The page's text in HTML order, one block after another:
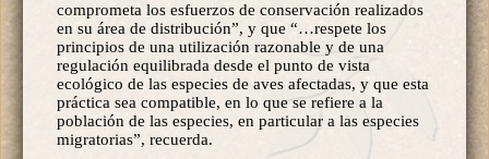
comprometa los esfuerzos de conservación realizados
en su área de distribución”, y que “…respete los
principios de una utilización razonable y de una
regulación equilibrada desde el punto de vista
ecológico de las especies de aves afectadas, y que esta
práctica sea compatible, en lo que se refiere a la
población de las especies, en particular a las especies
migratorias”, recuerda.